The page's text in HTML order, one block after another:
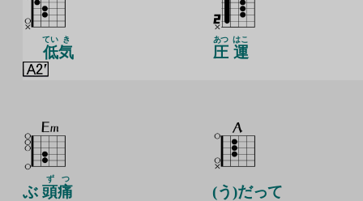
低
てい
気
き
圧
あつ
運
はこ
ぶ頭
ず
痛
つ
(う)だって